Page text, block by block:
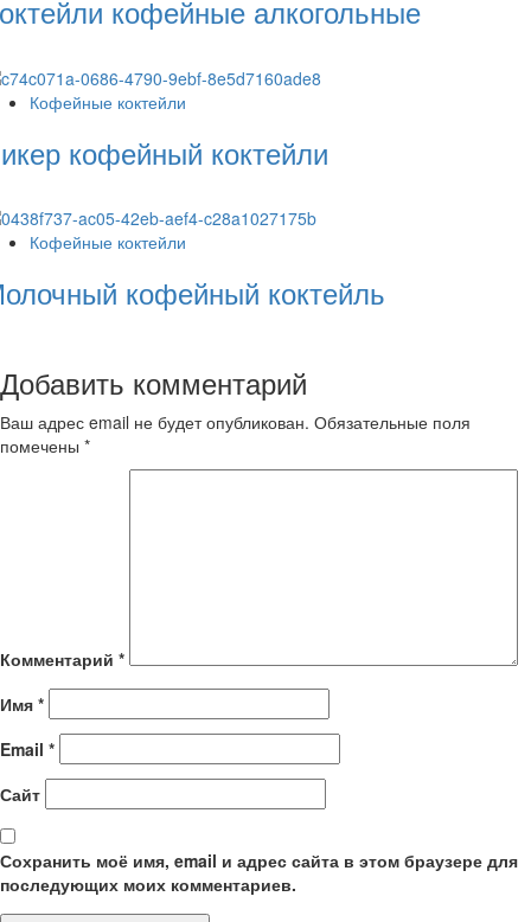
кофейные алкогольные
Кофейные коктейли
кофейный коктейли
Кофейные коктейли
кофейный коктейль
Добавить комментарий
Ваш адрес email не будет опубликован. Обязательные поля
помечены *
Комментарий *
Имя *
Email *
Сайт
Сохранить моё имя, email и адрес сайта в этом браузере для
последующих моих комментариев.